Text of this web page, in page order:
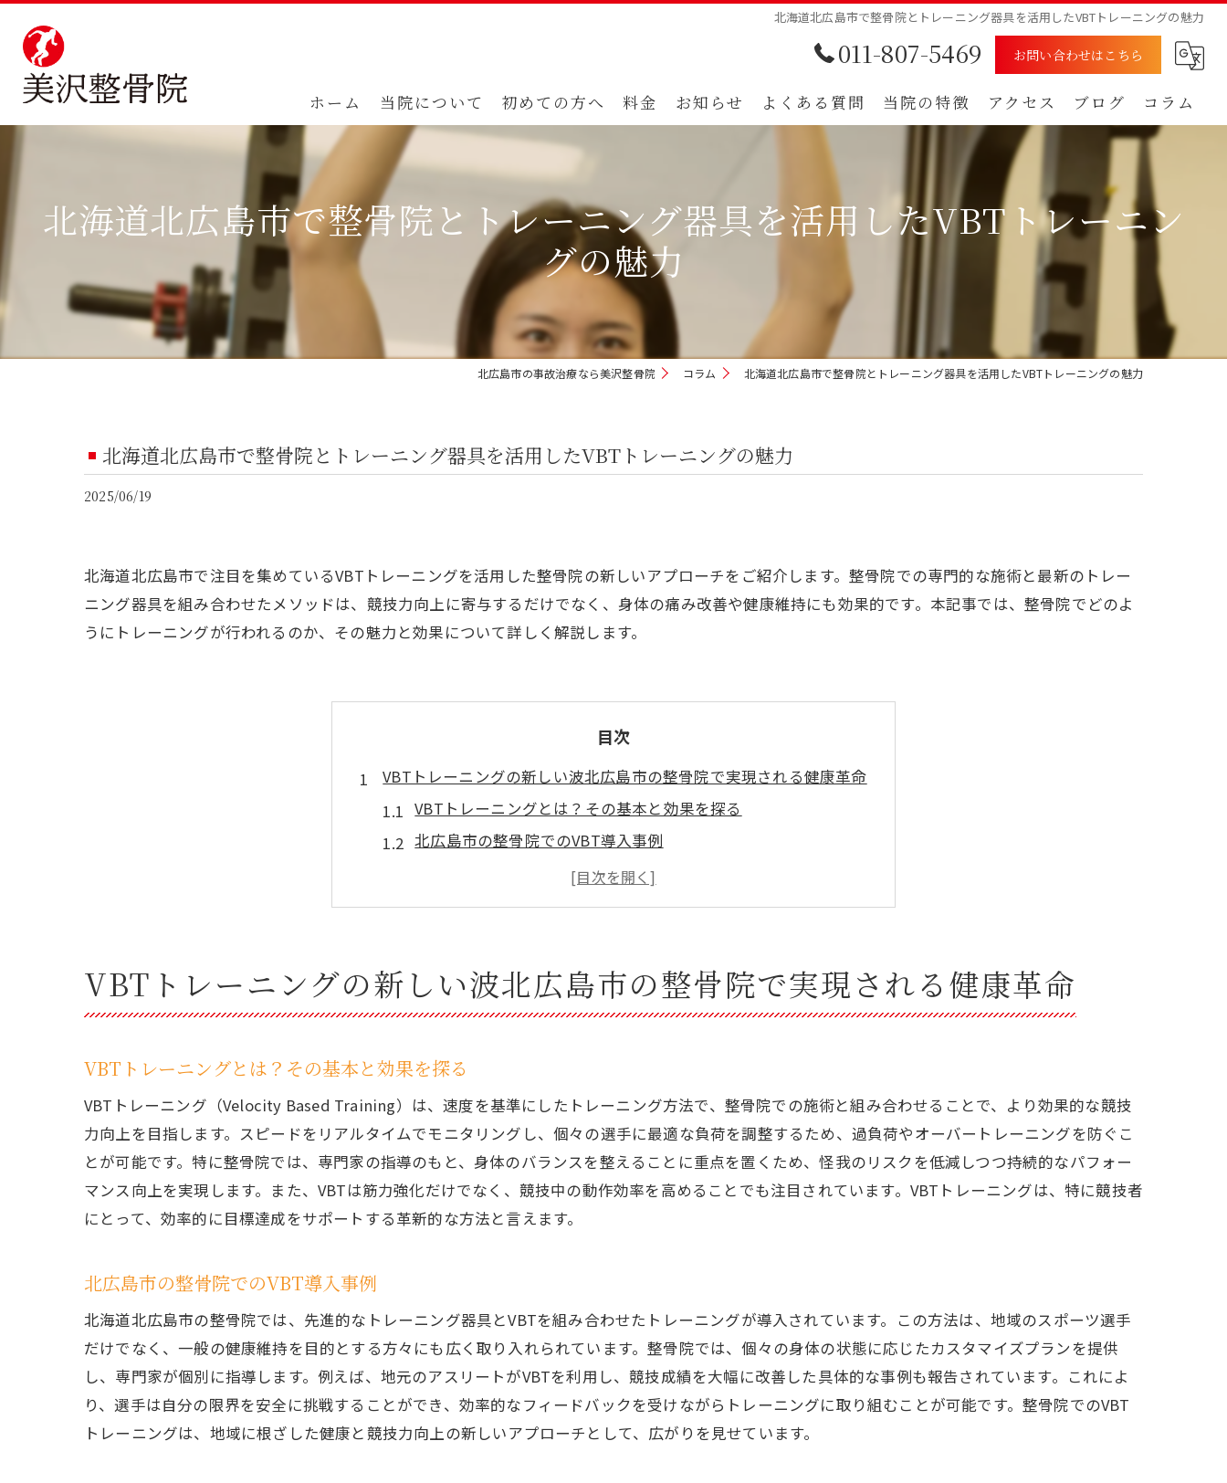
北海道北広島市で整骨院とトレーニング器具を活用したVBTトレーニングの魅力
011-807-5469 お問い合わせはこちら
ホーム 当院について 初めての方へ 料金 お知らせ よくある質問 当院の特徴
腰痛
アクセス
漫画特集
ブログ コラム
北海道北広島市で整骨院とトレーニング器具を活用したVBTトレーニン
グの魅力
北広島市の事故治療なら美沢整骨院 コラム 北海道北広島市で整骨院とトレーニング器具を活用したVBTトレーニングの魅力
北海道北広島市で整骨院とトレーニング器具を活用したVBTトレーニングの魅力
2025/06/19
北海道北広島市で注目を集めているVBTトレーニングを活用した整骨院の新しいアプローチをご紹介します。整骨院での専門的な施術と最新のトレー
ニング器具を組み合わせたメソッドは、競技力向上に寄与するだけでなく、身体の痛み改善や健康維持にも効果的です。本記事では、整骨院でどのよ
うにトレーニングが行われるのか、その魅力と効果について詳しく解説します。
目次
VBTトレーニングの新しい波北広島市の整骨院で実現される健康革命
VBTトレーニングとは？その基本と効果を探る
北広島市の整骨院でのVBT導入事例
整骨院でのトレーニングがもたらす健康の変化
トレーニング器具と整骨院の相乗効果
地域密着型の整骨院で健康革命を体感する
整骨院が提供するVBTトレーニングで競技力を引き出す秘訣
整骨院での個別プログラムによる成果
アスリートをサポートする整骨院の役割
トレーニングと施術の組み合わせによる柔軟性向上
VBTで目指す競技力の次元を超える
整骨院でのVBTトレーニングの未来
北広島市の整骨院で体感するVBTトレーニングの革新と効果
整骨院の専門家が指導する安心のトレーニング
競技パフォーマンス向上へのステップ
トレーニング器具がもたらす新しい可能性
VBTトレーニングが実現する身体の健康維持
整骨院とトレーニング器具で挑む！VBT活用で競技力向上の実現
VBTトレーニングの新しい波北広島市の整骨院で実現される健康革命
VBTトレーニングとは？その基本と効果を探る
VBTトレーニング（Velocity Based Training）は、速度を基準にしたトレーニング方法で、整骨院での施術と組み合わせることで、より効果的な競技
力向上を目指します。スピードをリアルタイムでモニタリングし、個々の選手に最適な負荷を調整するため、過負荷やオーバートレーニングを防ぐこ
とが可能です。特に整骨院では、専門家の指導のもと、身体のバランスを整えることに重点を置くため、怪我のリスクを低減しつつ持続的なパフォー
マンス向上を実現します。また、VBTは筋力強化だけでなく、競技中の動作効率を高めることでも注目されています。VBTトレーニングは、特に競技者
にとって、効率的に目標達成をサポートする革新的な方法と言えます。
北広島市の整骨院でのVBT導入事例
北海道北広島市の整骨院では、先進的なトレーニング器具とVBTを組み合わせたトレーニングが導入されています。この方法は、地域のスポーツ選手
だけでなく、一般の健康維持を目的とする方々にも広く取り入れられています。整骨院では、個々の身体の状態に応じたカスタマイズプランを提供
し、専門家が個別に指導します。例えば、地元のアスリートがVBTを利用し、競技成績を大幅に改善した具体的な事例も報告されています。これによ
り、選手は自分の限界を安全に挑戦することができ、効率的なフィードバックを受けながらトレーニングに取り組むことが可能です。整骨院でのVBT
トレーニングは、地域に根ざした健康と競技力向上の新しいアプローチとして、広がりを見せています。